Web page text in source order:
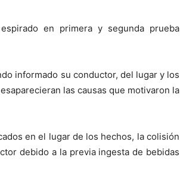
en primera y segunda prueba
informado su conductor, del lugar y los
las causas que motivaron la
en el lugar de los hechos, la colisión
debido a la previa ingesta de bebidas